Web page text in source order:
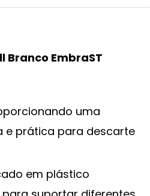
Branco EmbraST
uma
e prática para descarte
em plástico